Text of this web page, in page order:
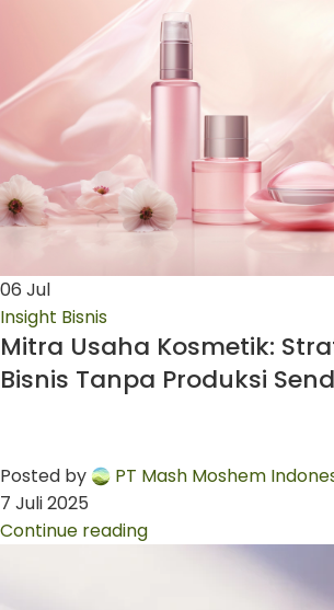
06 Jul
Insight Bisnis
Mitra Usaha Kosmetik:
Bisnis Tanpa Produksi
Posted by
PT Mash Moshem
7 Juli 2025
Continue reading